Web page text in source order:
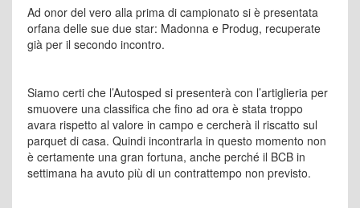
Ad onor del vero alla prima di campionato si è presentata
orfana delle sue due star: Madonna e Produg, recuperate
già per il secondo incontro.
Siamo certi che l’Autosped si presenterà con l’artiglieria per
smuovere una classifica che fino ad ora è stata troppo
avara rispetto al valore in campo e cercherà il riscatto sul
parquet di casa. Quindi incontrarla in questo momento non
è certamente una gran fortuna, anche perché il BCB in
settimana ha avuto più di un contrattempo non previsto.